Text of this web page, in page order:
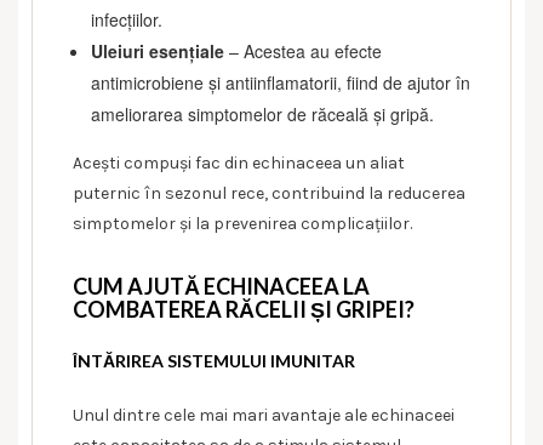
infecțiilor.
Uleiuri esențiale – Acestea au efecte
antimicrobiene și antiinflamatorii, fiind de ajutor în
ameliorarea simptomelor de răceală și gripă.
Acești compuși fac din echinaceea un aliat
puternic în sezonul rece, contribuind la reducerea
simptomelor și la prevenirea complicațiilor.
CUM AJUTĂ ECHINACEEA LA
COMBATEREA RĂCELII ȘI GRIPEI?
ÎNTĂRIREA SISTEMULUI IMUNITAR
Unul dintre cele mai mari avantaje ale echinaceei